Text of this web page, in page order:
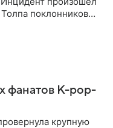
поклонников
фанатов K-pop-
крупную